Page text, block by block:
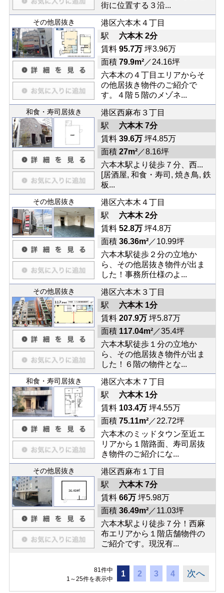
街に位置する３沿...
その他居抜き
港区六本木４丁目
駅 六本木 2分
賃料 95.7万坪3.96万
面積 79.9m²／24.16坪
六本木の４丁目エリアからそ
の他居抜き物件のご紹介で
す。４階５階のメゾネ...
和食・寿司居抜き
港区西麻布３丁目
駅 六本木 7分
賃料 39.6万坪4.85万
面積 27m²／8.16坪
六本木駅より徒歩７分、西...
[居酒屋, 和食・寿司, 焼き鳥, 鉄
板...
その他居抜き
港区六本木４丁目
駅 六本木 2分
賃料 52.8万坪4.8万
面積 36.36m²／10.99坪
六本木駅徒歩２分の立地か
ら、その他居抜き物件が出ま
した！事務所仕様のよ...
その他居抜き
港区六本木３丁目
駅 六本木 1分
賃料 207.9万坪5.87万
面積 117.04m²／35.4坪
六本木駅徒歩１分の立地か
ら、その他居抜き物件が出ま
した！６階の物件とな...
和食・寿司居抜き
港区六本木７丁目
駅 六本木 1分
賃料 103.4万坪4.55万
面積 75.11m²／22.72坪
六本木のミッドタウン至近エ
リアから１階路面、寿司居抜
き物件のご紹介にな...
その他居抜き
港区西麻布１丁目
駅 六本木 7分
賃料 66万坪5.98万
面積 36.49m²／11.03坪
六本木駅より徒歩７分！西麻
布エリアから１階店舗物件の
ご紹介です。現況有...
1 2 3 4 次へ
81件中
1～25件を表示中